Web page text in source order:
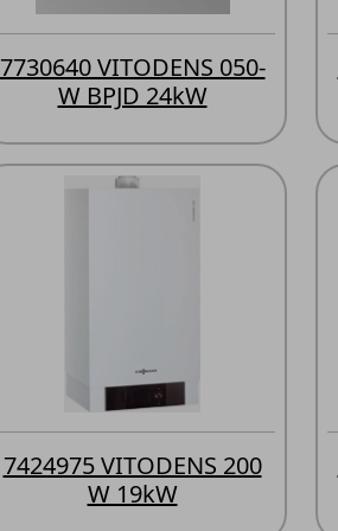
7730640 VITODENS 050-
W BPJD 24kW
7424975 VITODENS 200
W 19kW